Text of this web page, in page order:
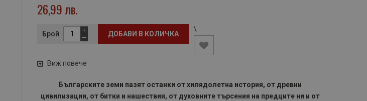
26,99 лв.
Брой ДОБАВИ В КОЛИЧКА
\
Виж повече
Българските земи пазят останки от хилядолетна история, от древни
цивилизации, от битки и нашествия, от духовните търсения на предците ни и от